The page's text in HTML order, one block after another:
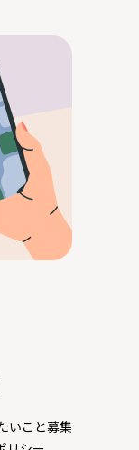
いこと募集